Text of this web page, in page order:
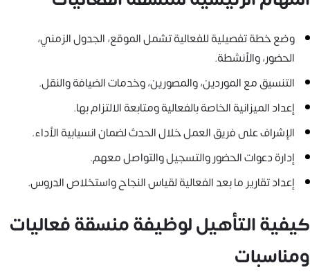
وضع خطة تفصيلية للفعالية تشمل الموقع، الجدول الزمني،
الحضور، والأنشطة.
التنسيق مع الموردين، والمصورين، وخدمات الضيافة والنقل.
إعداد الميزانية الخاصة بالفعالية ومتابعة الالتزام بها.
الإشراف على فريق العمل خلال الحدث لضمان انسيابية الأداء.
إدارة دعوات الحضور والتسجيل والتواصل معهم.
إعداد تقارير ما بعد الفعالية لقياس النجاح واستخلاص الدروس.
كيفية التأهيل لوظيفة منسقة فعاليات
ومناسبات